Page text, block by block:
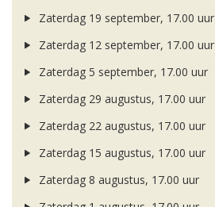
Zaterdag 19 september, 17.00 uur
Zaterdag 12 september, 17.00 uur
Zaterdag 5 september, 17.00 uur
Zaterdag 29 augustus, 17.00 uur
Zaterdag 22 augustus, 17.00 uur
Zaterdag 15 augustus, 17.00 uur
Zaterdag 8 augustus, 17.00 uur